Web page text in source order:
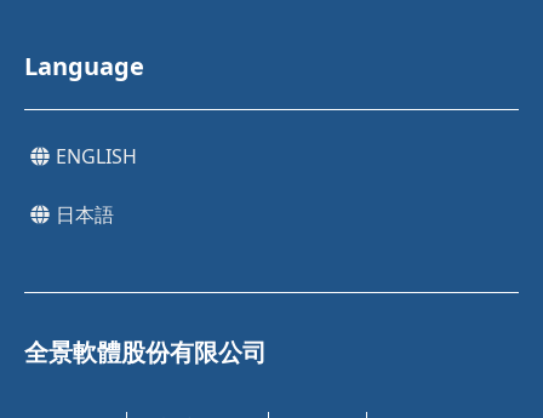
Language
ENGLISH
日本語
全景軟體股份有限公司